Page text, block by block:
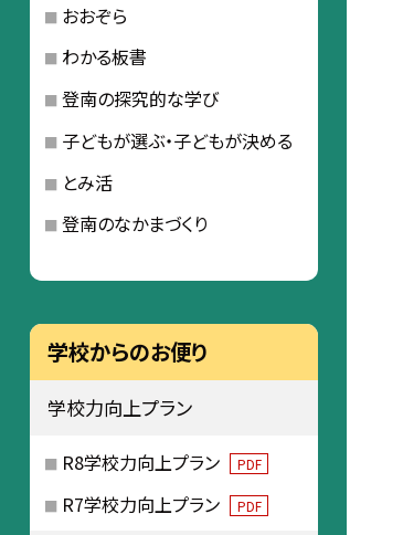
おおぞら
わかる板書
登南の探究的な学び
子どもが選ぶ・子どもが決める
とみ活
登南のなかまづくり
学校からのお便り
学校力向上プラン
R8学校力向上プラン PDF
R7学校力向上プラン PDF